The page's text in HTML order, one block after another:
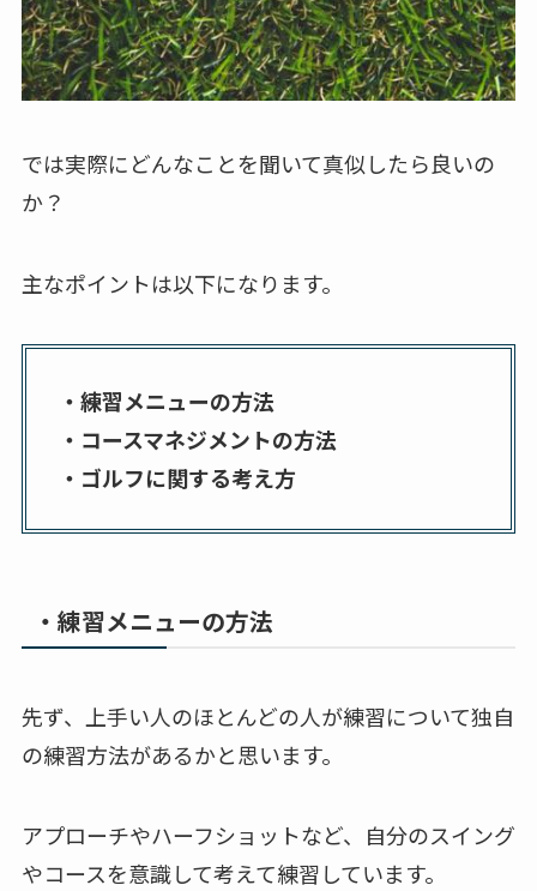
では実際にどんなことを聞いて真似したら良いの
か？
主なポイントは以下になります。
・練習メニューの方法
・コースマネジメントの方法
・ゴルフに関する考え方
・練習メニューの方法
先ず、上手い人のほとんどの人が練習について独自
の練習方法があるかと思います。
アプローチやハーフショットなど、自分のスイング
やコースを意識して考えて練習しています。